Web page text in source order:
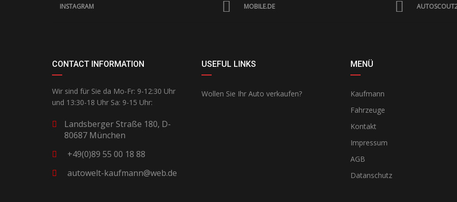
INSTAGRAM MOBILE.DE
CONTACT INFORMATION
Wir sind für Sie da Mo-Fr: 9-12:30 Uhr
und 13:30-18 Uhr Sa: 9-15 Uhr:
Landsberger Straße 180, D-
80687 München
+49(0)89 55 00 18 88
autowelt-kaufmann@web.de
USEFUL LINKS
Wollen Sie Ihr Auto verkaufen?
MENÜ
Kaufmann
Fahrzeuge
Kontakt
Impressum
AGB
Datanschutz